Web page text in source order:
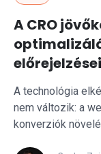
A CRO
A technológia
nem változik: a
konverziók